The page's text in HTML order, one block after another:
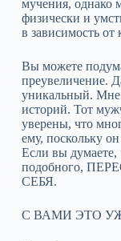
мучения, однако
физически и
в зависимость от
Вы можете
преувеличение.
уникальный. Мне
историй. Тот
уверены, что
ему, поскольку
Если вы думаете,
подобного,
СЕБЯ.
С ВАМИ ЭТО